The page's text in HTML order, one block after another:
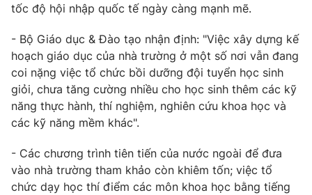
tốc độ hội nhập quốc tế ngày càng mạnh mẽ.
- Bộ Giáo dục & Đào tạo nhận định: "Việc xây dựng kế
hoạch giáo dục của nhà trường ở một số nơi vẫn đang
coi nặng việc tổ chức bồi dưỡng đội tuyển học sinh
giỏi, chưa tăng cường nhiều cho học sinh thêm các kỹ
năng thực hành, thí nghiệm, nghiên cứu khoa học và
các kỹ năng mềm khác".
- Các chương trình tiên tiến của nước ngoài để đưa
vào nhà trường tham khảo còn khiêm tốn; việc tổ
chức dạy học thí điểm các môn khoa học bằng tiếng